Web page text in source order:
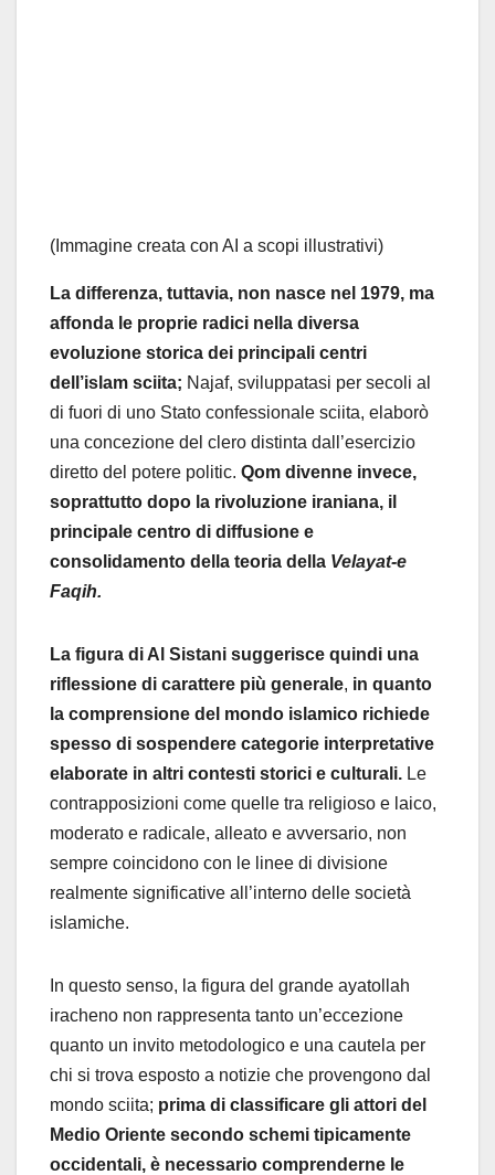
(Immagine creata con AI a scopi illustrativi)
La differenza, tuttavia, non nasce nel 1979, ma
affonda le proprie radici nella diversa
evoluzione storica dei principali centri
dell’islam sciita; Najaf, sviluppatasi per secoli al
di fuori di uno Stato confessionale sciita, elaborò
una concezione del clero distinta dall’esercizio
diretto del potere politic. Qom divenne invece,
soprattutto dopo la rivoluzione iraniana, il
principale centro di diffusione e
consolidamento della teoria della Velayat-e
Faqih.
La figura di Al Sistani suggerisce quindi una
riflessione di carattere più generale, in quanto
la comprensione del mondo islamico richiede
spesso di sospendere categorie interpretative
elaborate in altri contesti storici e culturali. Le
contrapposizioni come quelle tra religioso e laico,
moderato e radicale, alleato e avversario, non
sempre coincidono con le linee di divisione
realmente significative all’interno delle società
islamiche.
In questo senso, la figura del grande ayatollah
iracheno non rappresenta tanto un’eccezione
quanto un invito metodologico e una cautela per
chi si trova esposto a notizie che provengono dal
mondo sciita; prima di classificare gli attori del
Medio Oriente secondo schemi tipicamente
occidentali, è necessario comprenderne le